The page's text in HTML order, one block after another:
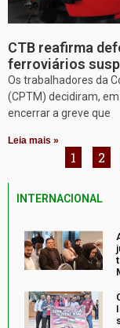
CTB reafirma
ferroviários
Os trabalhadores da
(CPTM) decidiram,
encerrar a greve que
Leia mais »
1 2
INTERNACIONAL